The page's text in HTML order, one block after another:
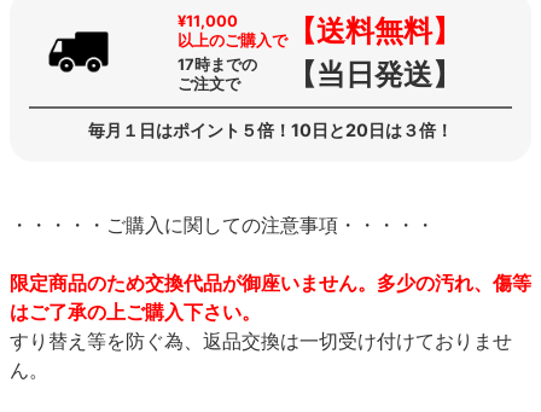
¥11,000
以上のご購入で【送料無料】
17時までの
ご注文で
【当日発送】
毎月１日はポイント５倍！10日と20日は３倍！
・・・・・ご購入に関しての注意事項・・・・・
限定商品のため交換代品が御座いません。多少の汚れ、傷等
はご了承の上ご購入下さい。
すり替え等を防ぐ為、返品交換は一切受け付けておりませ
ん。